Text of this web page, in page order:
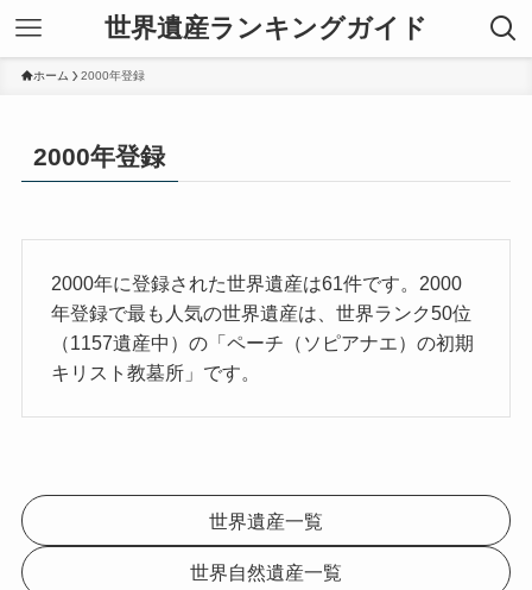
世界遺産ランキングガイド
ホーム 2000年登録
2000年登録
2000年に登録された世界遺産は61件です。2000
年登録で最も人気の世界遺産は、世界ランク50位
（1157遺産中）の「ペーチ（ソピアナエ）の初期
キリスト教墓所」です。
世界遺産一覧
世界自然遺産一覧